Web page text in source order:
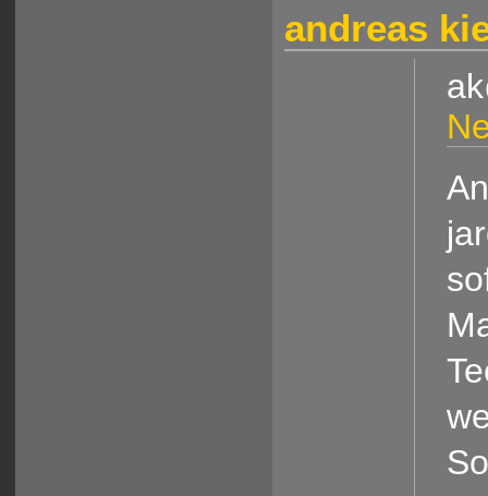
andreas